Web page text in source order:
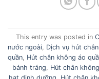
This entry was posted in
nước ngoài, Dịch vụ hút
quần, Hút chân không áo
bánh tráng, Hút chân